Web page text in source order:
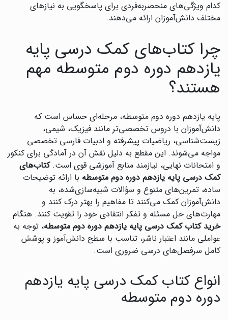
کدام ویژگی‌های منحصربه‌فردی برای پاسخگویی به نیازهای
مختلف دانش‌آموزان ارائه می‌دهند.
چرا کتاب‌های کمک درسی پایه
یازدهم دوره دوم متوسطه مهم
هستند؟
پایه یازدهم دوره دوم متوسطه، مرحله‌ای حساس است که
دانش‌آموزان با دروس تخصصی‌تر مانند فیزیک، شیمی،
زیست‌شناسی، ریاضیات پیشرفته و ادبیات فارسی تخصصی
مواجه می‌شوند. این مقطع به دلیل نقش آن در آمادگی برای کنکور
و امتحانات نهایی، نیازمند منابع آموزشی قوی است.کتاب‌های
کمک درسی پایه یازدهم دوره دوم متوسطه با ارائه توضیحات
ساده، تمرین‌های متنوع و سؤالات شبیه‌سازی‌شده، به
دانش‌آموزان کمک می‌کنند تا مفاهیم را بهتر درک کنند و
مهارت‌های حل مسئله و تفکر انتقادی خود را تقویت کنند. هنگام
خرید کتاب کمک درسی پایه یازدهم دوره دوم متوسطه، توجه به
عواملی مانند اعتبار ناشر، تناسب با سطح دانش‌آموز و پوشش
کامل سرفصل‌های درسی ضروری است.
انواع کتاب کمک درسی پایه یازدهم
دوره دوم متوسطه